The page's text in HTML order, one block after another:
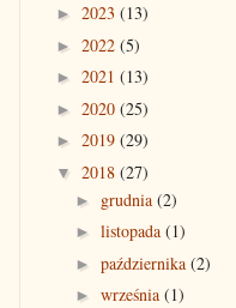
► 2023 (13)
► 2022 (5)
► 2021 (13)
► 2020 (25)
► 2019 (29)
▼ 2018 (27)
► grudnia(2)
►listopada(1)
►października(2)
►września(1)